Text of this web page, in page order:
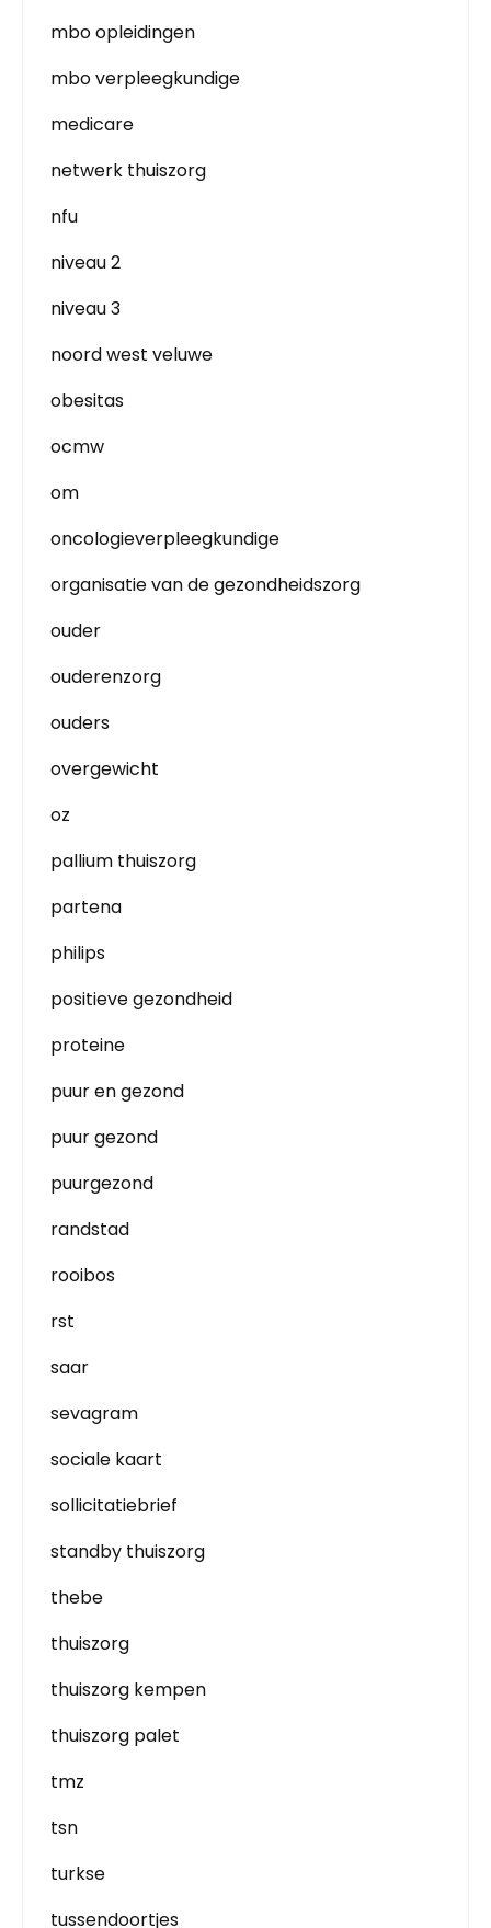
mbo opleidingen
mbo verpleegkundige
medicare
netwerk thuiszorg
nfu
niveau 2
niveau 3
noord west veluwe
obesitas
ocmw
om
oncologieverpleegkundige
organisatie van de gezondheidszorg
ouder
ouderenzorg
ouders
overgewicht
oz
pallium thuiszorg
partena
philips
positieve gezondheid
proteine
puur en gezond
puur gezond
puurgezond
randstad
rooibos
rst
saar
sevagram
sociale kaart
sollicitatiebrief
standby thuiszorg
thebe
thuiszorg
thuiszorg kempen
thuiszorg palet
tmz
tsn
turkse
tussendoortjes